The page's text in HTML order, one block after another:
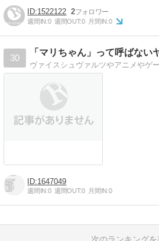
1522122 2
週間IN:0 週間OUT:0 月間IN:0
30
「マリちゃん」って呼ばない
ヴァイスシュヴァルツやアニメやゲ
1647049
週間IN:0 週間OUT:0 月間IN:0